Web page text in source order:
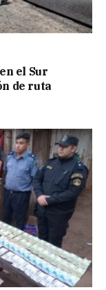
el Sur
de ruta